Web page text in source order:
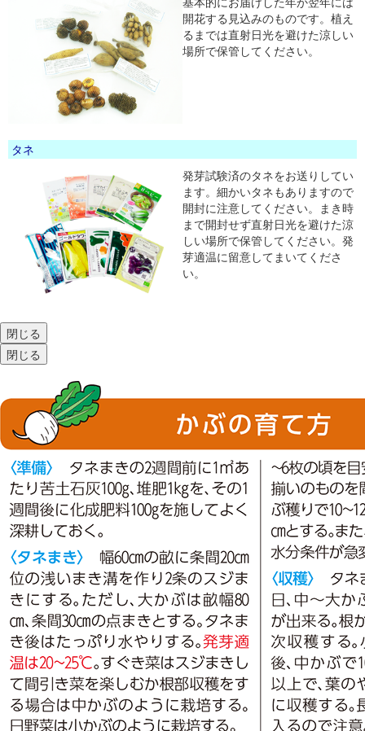
開花する見込みのものです。植え
るまでは直射日光を避けた涼しい
場所で保管してください。
タネ
発芽試験済のタネをお送りしてい
ます。細かいタネもありますので
開封に注意してください。まき時
まで開封せず直射日光を避けた涼
しい場所で保管してください。発
芽適温に留意してまいてくださ
い。
閉じる
閉じる